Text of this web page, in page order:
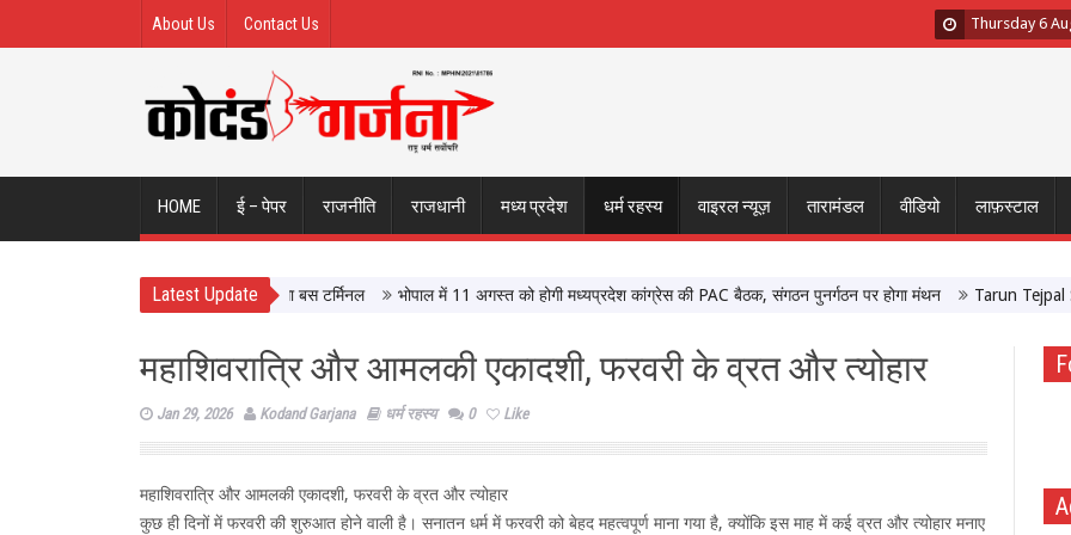
About Us Contact Us Thursday 6
HOME ई – पेपर राजनीति राजधानी मध्य प्रदेश धर्म रहस्य वाइरल न्यूज़ तारामंडल वीडियो लाफ़स्टाल
Latest Update
ISBT, आधुनिक सुविधाओं से लैस होगा बस टर्मिनल भोपाल में 11 अगस्त को होगी मध्यप्रदेश कांग्रेस की PAC बैठक, संगठन पुनर्गठन पर होगा मंथन Tarun Tejpal Sexual
महाशिवरात्रि और आमलकी एकादशी, फरवरी के व्रत और त्योहार
Jan 29, 2026 Kodand Garjana धर्म रहस्य 0 Like
महाशिवरात्रि और आमलकी एकादशी, फरवरी के व्रत और त्योहार
कुछ ही दिनों में फरवरी की शुरुआत होने वाली है। सनातन धर्म में फरवरी को बेहद महत्वपूर्ण माना गया है, क्योंकि इस माह में कई व्रत और त्योहार मनाए